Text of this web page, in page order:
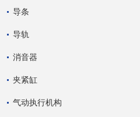
导条
导轨
消音器
夹紧缸
气动执行机构